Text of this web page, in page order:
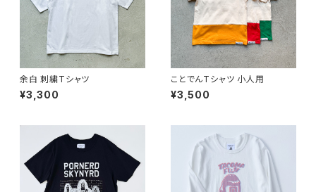
余白 刺繍Tシャツ
¥3,300
ことでんTシャツ 小人用
¥3,500